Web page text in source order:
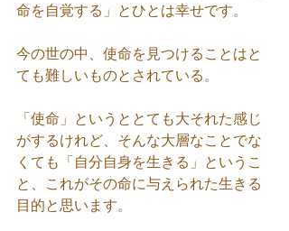
命を自覚する」とひとは幸せです。
今の世の中、使命を見つけることはと
ても難しいものとされている。
「使命」というととても大それた感じ
がするけれど、そんな大層なことでな
くても「自分自身を生きる」というこ
と、これがその命に与えられた生きる
目的と思います。